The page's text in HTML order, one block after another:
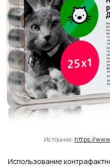
Источник: https://
Использование